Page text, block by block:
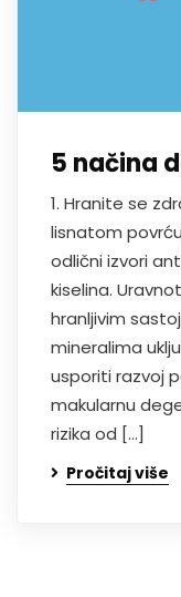
5 načina
1. Hranite se
lisnatom
odlični izvori
kiselina.
hranljivim
mineralima
usporiti razvoj
makularnu
rizika od […]
Pročitaj više